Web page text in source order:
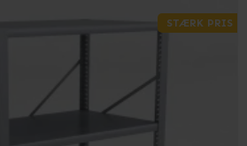
STÆRK PRIS